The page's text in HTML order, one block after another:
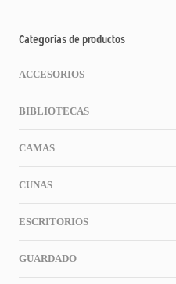
Categorías de productos
ACCESORIOS
BIBLIOTECAS
CAMAS
CUNAS
ESCRITORIOS
GUARDADO